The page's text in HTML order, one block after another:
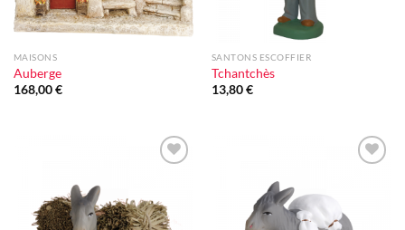
MAISONS
Auberge
168,00€
SANTONS ESCOFFIER
Tchantchès
13,80€
d'envie